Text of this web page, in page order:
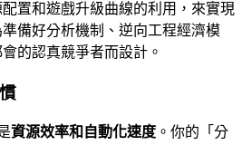
置和遊戲升級曲線的利用，來實現
準備好分析機制、逆向工程經濟模
的認真競爭者而設計。
資源效率和自動化速度 。你的「分